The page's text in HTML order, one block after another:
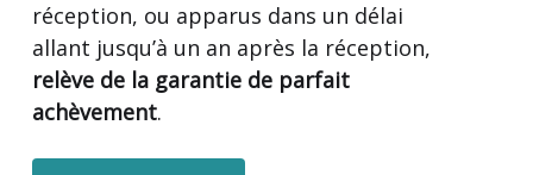
réception, ou apparus dans un délai
allant jusqu’à un an après la réception,
relève de la garantie de parfait
achèvement.